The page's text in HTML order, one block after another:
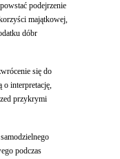
podejrzenie
majątkowej,
dóbr
się do
o interpretację,
przykrymi
podczas